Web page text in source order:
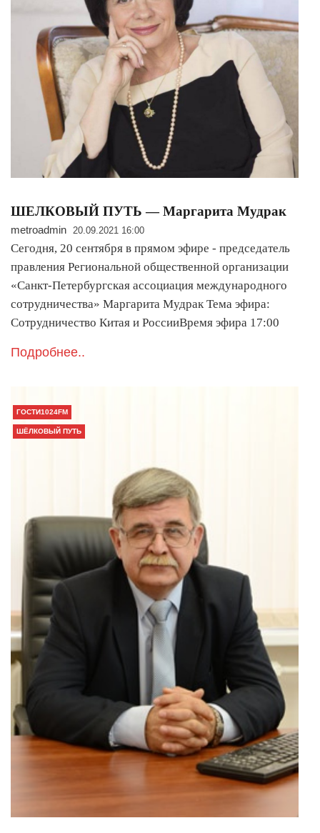
ШЕЛКОВЫЙ ПУТЬ — Маргарита Мудрак
metroadmin 20.09.2021 16:00
Сегодня, 20 сентября в прямом эфире - председатель
правления Региональной общественной организации
«Санкт-Петербургская ассоциация международного
сотрудничества» Маргарита Мудрак Тема эфира:
Сотрудничество Китая и РоссииВремя эфира 17:00
Подробнее..
ГОСТИ1024FM
ШЁЛКОВЫЙ ПУТЬ